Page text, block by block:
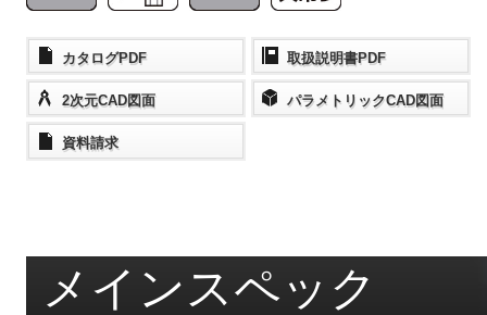
カタログPDF
2次元CAD図面
資料請求
取扱説明書PDF
パラメトリックCAD図面
メインスペック